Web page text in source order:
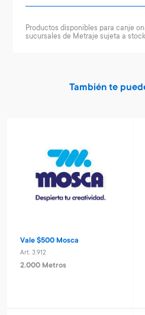
Productos disponibles para canje
sucursales de Metraje sujeta a
También te
Vale $500 Mosca
Art. 3.912
2.000 Metros